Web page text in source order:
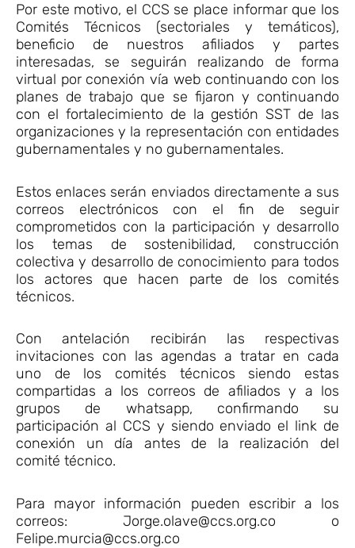
Por este motivo, el CCS se place informar que los
Comités Técnicos (sectoriales y temáticos),
beneficio de nuestros afiliados y partes
interesadas, se seguirán realizando de forma
virtual por conexión vía web continuando con los
planes de trabajo que se fijaron y continuando
con el fortalecimiento de la gestión SST de las
organizaciones y la representación con entidades
gubernamentales y no gubernamentales.
Estos enlaces serán enviados directamente a sus
correos electrónicos con el fin de seguir
comprometidos con la participación y desarrollo
los temas de sostenibilidad, construcción
colectiva y desarrollo de conocimiento para todos
los actores que hacen parte de los comités
técnicos.
Con antelación recibirán las respectivas
invitaciones con las agendas a tratar en cada
uno de los comités técnicos siendo estas
compartidas a los correos de afiliados y a los
grupos de whatsapp, confirmando su
participación al CCS y siendo enviado el link de
conexión un día antes de la realización del
comité técnico.
Para mayor información pueden escribir a los
correos: Jorge.olave@ccs.org.co o
Felipe.murcia@ccs.org.co